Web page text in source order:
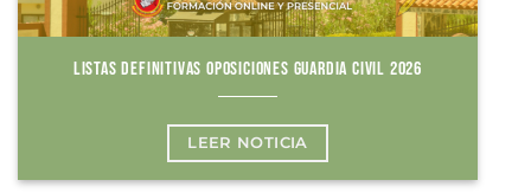
LISTAS DEFINITIVAS OPOSICIONES GUARDIA CIVIL 2026
LEER NOTICIA